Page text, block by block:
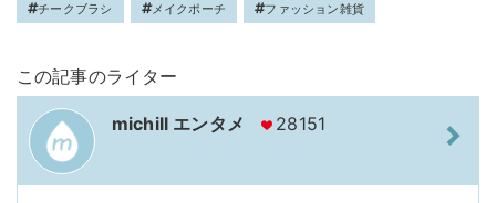
チークブラシ メイクポーチ ファッション雑貨
この記事のライター
michill エンタメ 28151